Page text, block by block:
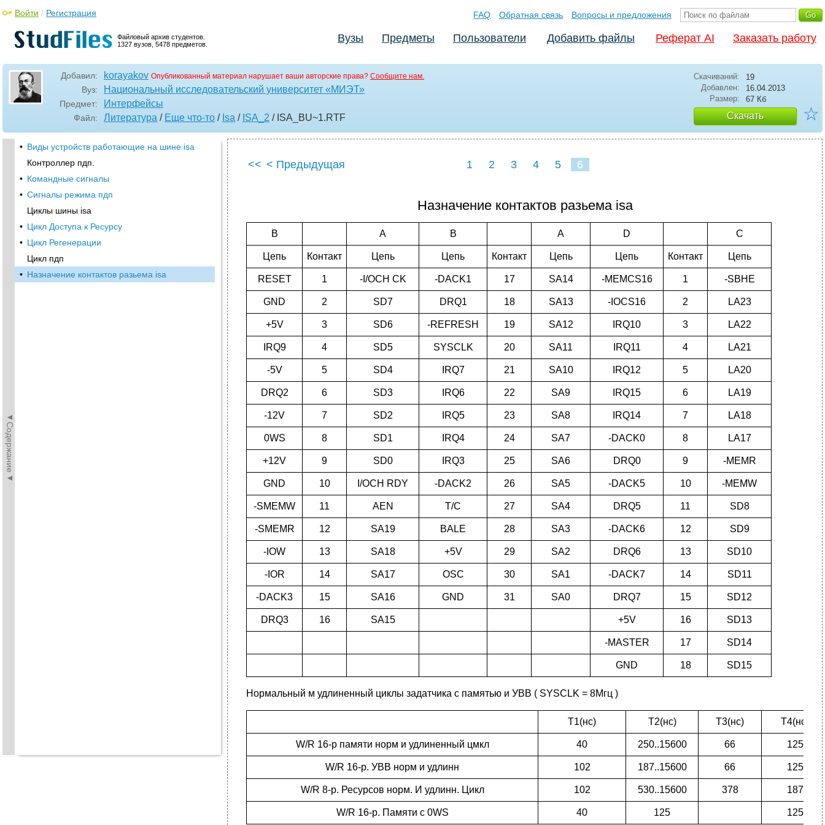
Файловый архив студентов.
1327 вузов, 5478 предметов.
Войти / Регистрация FAQ Обратная связь Вопросы и предложения
Вузы Предметы Пользователи Добавить файлы Реферат AI Заказать работу
Добавил: korayakov Опубликованный материал нарушает ваши авторские права? Сообщите нам.
Вуз: Национальный исследовательский университет «МИЭТ»
Предмет: Интерфейсы
Файл: Литература / Еще что-то / Isa / ISA_2 / ISA_BU~1.RTF
Скачиваний:
19
Добавлен:
16.04.2013
Размер:
67 Кб
Скачать ☆
◄Содержание◄
• Виды устройств работающие на шине isa
Контроллер пдп.
• Командные сигналы
• Сигналы режима пдп
Циклы шины isa
• Цикл Доступа к Ресурсу
• Цикл Регенерации
Цикл пдп
• Назначение контактов разьема isa
<< < Предыдущая 1 2 3 4 5 6
Назначение контактов разьема isa
B A B A D C
Цепь Контакт Цепь Цепь Контакт Цепь Цепь Контакт Цепь
RESET 1 -I/OCH CK -DACK1 17 SA14 -MEMCS16 1 -SBHE
GND 2 SD7 DRQ1 18 SA13 -IOCS16 2 LA23
+5V 3 SD6 -REFRESH 19 SA12 IRQ10 3 LA22
IRQ9 4 SD5 SYSCLK 20 SA11 IRQ11 4 LA21
-5V 5 SD4 IRQ7 21 SA10 IRQ12 5 LA20
DRQ2 6 SD3 IRQ6 22 SA9 IRQ15 6 LA19
-12V 7 SD2 IRQ5 23 SA8 IRQ14 7 LA18
0WS 8 SD1 IRQ4 24 SA7 -DACK0 8 LA17
+12V 9 SD0 IRQ3 25 SA6 DRQ0 9 -MEMR
GND 10 I/OCH RDY -DACK2 26 SA5 -DACK5 10 -MEMW
-SMEMW 11 AEN T/C 27 SA4 DRQ5 11 SD8
-SMEMR 12 SA19 BALE 28 SA3 -DACK6 12 SD9
-IOW 13 SA18 +5V 29 SA2 DRQ6 13 SD10
-IOR 14 SA17 OSC 30 SA1 -DACK7 14 SD11
-DACK3 15 SA16 GND 31 SA0 DRQ7 15 SD12
DRQ3 16 SA15 +5V 16 SD13
-MASTER 17 SD14
GND 18 SD15
Нормальный м удлиненный циклы задатчика с памятью и УВВ ( SYSCLK = 8Мгц )
T1(нс) T2(нс) T3(нс) T4(нс)
W/R 16-р памяти норм и удлиненный цмкл 40 250..15600 66 125
W/R 16-р. УВВ норм и удлинн 102 187..15600 66 125
W/R 8-р. Ресурсов норм. И удлинн. Цикл 102 530..15600 378 187
W/R 16-р. Памяти с 0WS 40 125 125